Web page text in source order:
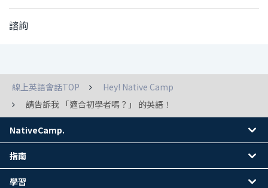
諮詢
線上英語會話TOP
Hey! Native Camp
請告訴我 「適合初學者嗎？」 的英語！
NativeCamp.
指南
學習